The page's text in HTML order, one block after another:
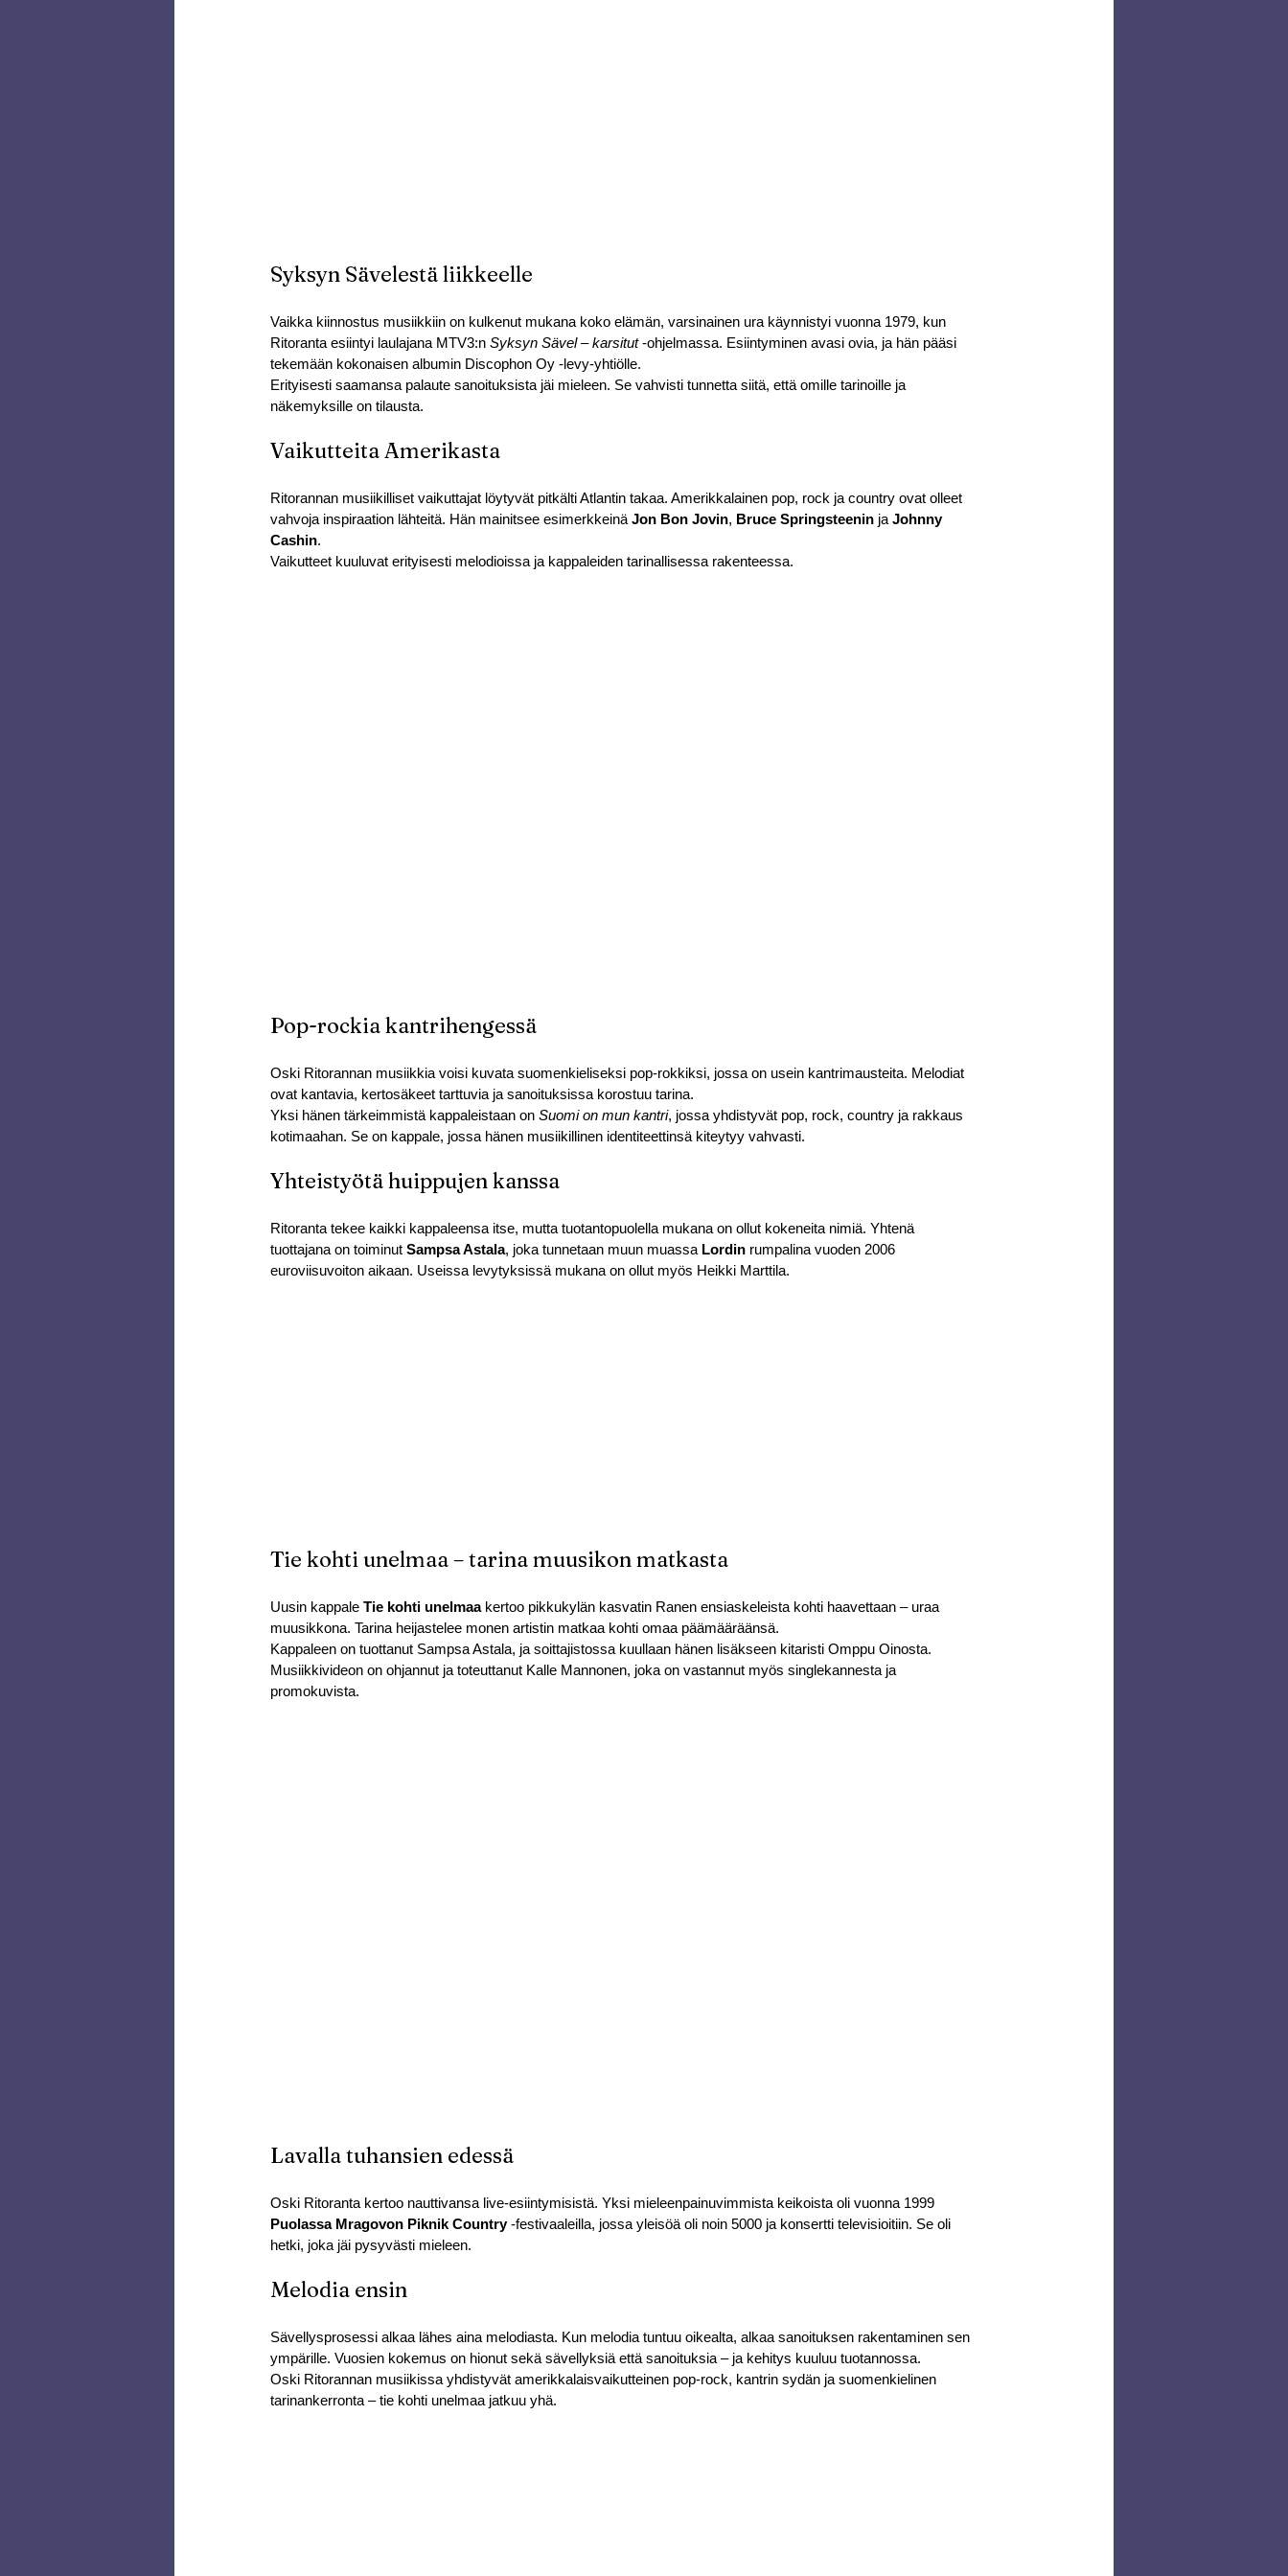
Syksyn Sävelestä liikkeelle
Vaikka kiinnostus musiikkiin on kulkenut mukana koko elämän, varsinainen ura käynnistyi vuonna 1979, kun
Ritoranta esiintyi laulajana MTV3:n Syksyn Sävel – karsitut -ohjelmassa. Esiintyminen avasi ovia, ja hän pääsi
tekemään kokonaisen albumin Discophon Oy -levy-yhtiölle.
Erityisesti saamansa palaute sanoituksista jäi mieleen. Se vahvisti tunnetta siitä, että omille tarinoille ja
näkemyksille on tilausta.
Vaikutteita Amerikasta
Ritorannan musiikilliset vaikuttajat löytyvät pitkälti Atlantin takaa. Amerikkalainen pop, rock ja country ovat olleet
vahvoja inspiraation lähteitä. Hän mainitsee esimerkkeinä Jon Bon Jovin, Bruce Springsteenin ja Johnny
Cashin.
Vaikutteet kuuluvat erityisesti melodioissa ja kappaleiden tarinallisessa rakenteessa.
Pop-rockia kantrihengessä
Oski Ritorannan musiikkia voisi kuvata suomenkieliseksi pop-rokkiksi, jossa on usein kantrimausteita. Melodiat
ovat kantavia, kertosäkeet tarttuvia ja sanoituksissa korostuu tarina.
Yksi hänen tärkeimmistä kappaleistaan on Suomi on mun kantri, jossa yhdistyvät pop, rock, country ja rakkaus
kotimaahan. Se on kappale, jossa hänen musiikillinen identiteettinsä kiteytyy vahvasti.
Yhteistyötä huippujen kanssa
Ritoranta tekee kaikki kappaleensa itse, mutta tuotantopuolella mukana on ollut kokeneita nimiä. Yhtenä
tuottajana on toiminut Sampsa Astala, joka tunnetaan muun muassa Lordin rumpalina vuoden 2006
euroviisuvoiton aikaan. Useissa levytyksissä mukana on ollut myös Heikki Marttila.
Tie kohti unelmaa – tarina muusikon matkasta
Uusin kappale Tie kohti unelmaa kertoo pikkukylän kasvatin Ranen ensiaskeleista kohti haavettaan – uraa
muusikkona. Tarina heijastelee monen artistin matkaa kohti omaa päämääräänsä.
Kappaleen on tuottanut Sampsa Astala, ja soittajistossa kuullaan hänen lisäkseen kitaristi Omppu Oinosta.
Musiikkivideon on ohjannut ja toteuttanut Kalle Mannonen, joka on vastannut myös singlekannesta ja
promokuvista.
Lavalla tuhansien edessä
Oski Ritoranta kertoo nauttivansa live-esiintymisistä. Yksi mieleenpainuvimmista keikoista oli vuonna 1999
Puolassa Mragovon Piknik Country -festivaaleilla, jossa yleisöä oli noin 5000 ja konsertti televisioitiin. Se oli
hetki, joka jäi pysyvästi mieleen.
Melodia ensin
Sävellysprosessi alkaa lähes aina melodiasta. Kun melodia tuntuu oikealta, alkaa sanoituksen rakentaminen sen
ympärille. Vuosien kokemus on hionut sekä sävellyksiä että sanoituksia – ja kehitys kuuluu tuotannossa.
Oski Ritorannan musiikissa yhdistyvät amerikkalaisvaikutteinen pop-rock, kantrin sydän ja suomenkielinen
tarinankerronta – tie kohti unelmaa jatkuu yhä.